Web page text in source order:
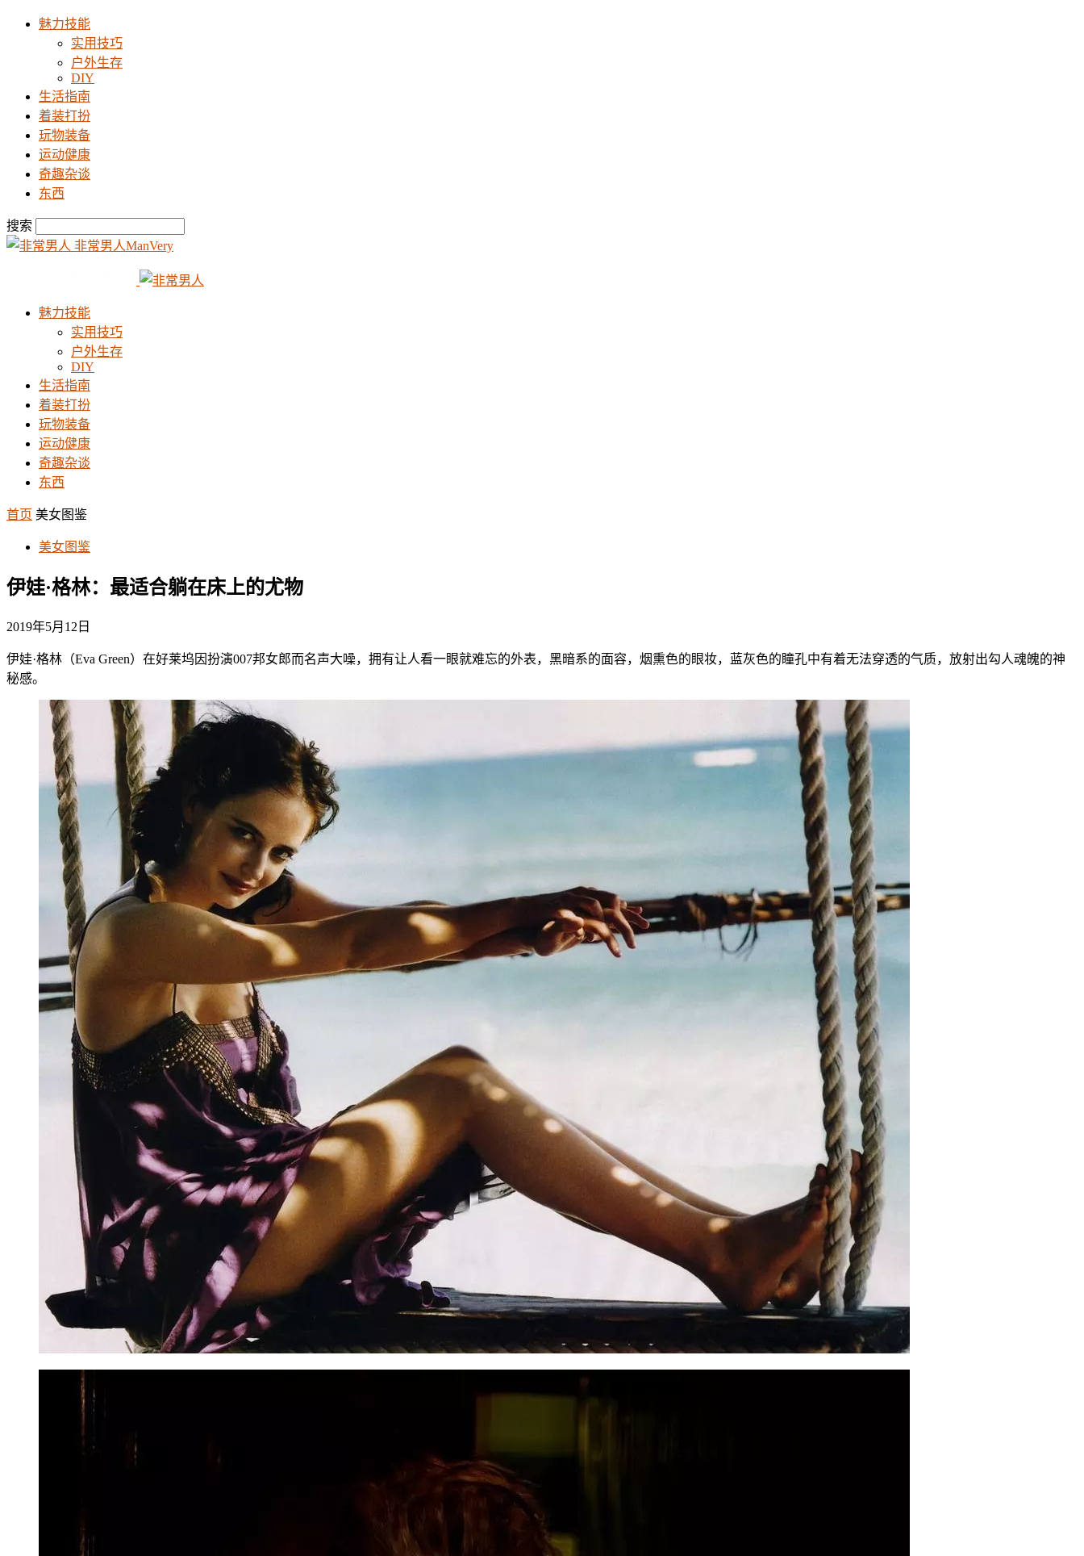
魅力技能
实用技巧
户外生存
DIY
生活指南
着装打扮
玩物装备
运动健康
奇趣杂谈
东西
搜索
非常男人ManVery
魅力技能
实用技巧
户外生存
DIY
生活指南
着装打扮
玩物装备
运动健康
奇趣杂谈
东西
首页 美女图鉴
美女图鉴
伊娃·格林：最适合躺在床上的尤物
2019年5月12日
伊娃·格林（Eva Green）在好莱坞因扮演007邦女郎而名声大噪，拥有让人看一眼就难忘的外表，黑暗系的面容，烟熏色的眼妆，蓝灰色的瞳孔中有着无法穿透的气质，放射出勾人魂魄的神
秘感。